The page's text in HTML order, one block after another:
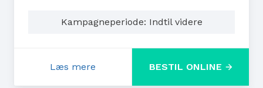
Kampagneperiode: Indtil videre
Læs mere
: Seniorrabat hos MSC Cruises
BESTIL ONLINE